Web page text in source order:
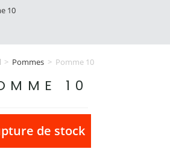
10
> Pommes > Pomme 10
10
de stock